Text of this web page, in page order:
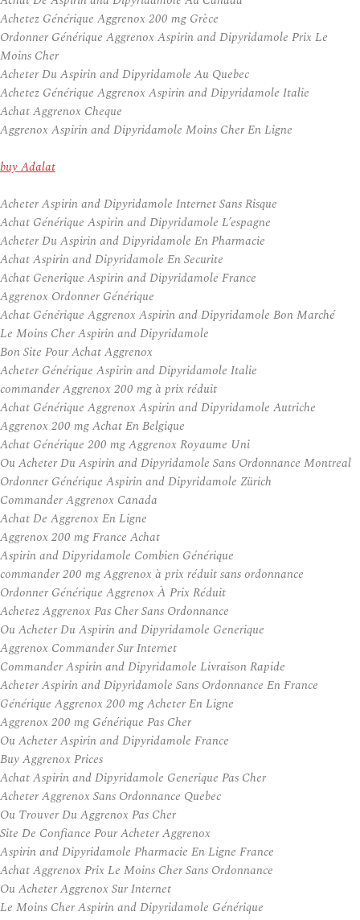
Achetez Générique Aggrenox 200 mg Grèce
Ordonner Générique Aggrenox Aspirin and Dipyridamole Prix Le
Moins Cher
Acheter Du Aspirin and Dipyridamole Au Quebec
Achetez Générique Aggrenox Aspirin and Dipyridamole Italie
Achat Aggrenox Cheque
Aggrenox Aspirin and Dipyridamole Moins Cher En Ligne
buy Adalat
Acheter Aspirin and Dipyridamole Internet Sans Risque
Achat Générique Aspirin and Dipyridamole L’espagne
Acheter Du Aspirin and Dipyridamole En Pharmacie
Achat Aspirin and Dipyridamole En Securite
Achat Generique Aspirin and Dipyridamole France
Aggrenox Ordonner Générique
Achat Générique Aggrenox Aspirin and Dipyridamole Bon Marché
Le Moins Cher Aspirin and Dipyridamole
Bon Site Pour Achat Aggrenox
Acheter Générique Aspirin and Dipyridamole Italie
commander Aggrenox 200 mg à prix réduit
Achat Générique Aggrenox Aspirin and Dipyridamole Autriche
Aggrenox 200 mg Achat En Belgique
Achat Générique 200 mg Aggrenox Royaume Uni
Ou Acheter Du Aspirin and Dipyridamole Sans Ordonnance Montreal
Ordonner Générique Aspirin and Dipyridamole Zürich
Commander Aggrenox Canada
Achat De Aggrenox En Ligne
Aggrenox 200 mg France Achat
Aspirin and Dipyridamole Combien Générique
commander 200 mg Aggrenox à prix réduit sans ordonnance
Ordonner Générique Aggrenox À Prix Réduit
Achetez Aggrenox Pas Cher Sans Ordonnance
Ou Acheter Du Aspirin and Dipyridamole Generique
Aggrenox Commander Sur Internet
Commander Aspirin and Dipyridamole Livraison Rapide
Acheter Aspirin and Dipyridamole Sans Ordonnance En France
Générique Aggrenox 200 mg Acheter En Ligne
Aggrenox 200 mg Générique Pas Cher
Ou Acheter Aspirin and Dipyridamole France
Buy Aggrenox Prices
Achat Aspirin and Dipyridamole Generique Pas Cher
Acheter Aggrenox Sans Ordonnance Quebec
Ou Trouver Du Aggrenox Pas Cher
Site De Confiance Pour Acheter Aggrenox
Aspirin and Dipyridamole Pharmacie En Ligne France
Achat Aggrenox Prix Le Moins Cher Sans Ordonnance
Ou Acheter Aggrenox Sur Internet
Le Moins Cher Aspirin and Dipyridamole Générique